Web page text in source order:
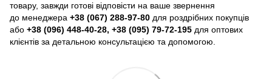
товару, завжди готові відповісти на ваше звернення
до менеджера +38 (067) 288-97-80 для роздрібних покупців
або +38 (096) 448-40-28, +38 (095) 79-72-195 для оптових
клієнтів за детальною консультацією та допомогою.